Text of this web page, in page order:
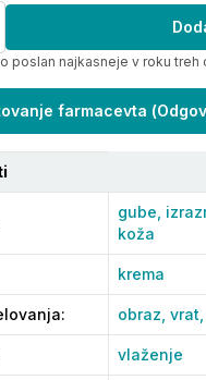
poslan najkasneje v roku treh
farmacevta (
gube,
koža
krema
: obraz, vrat,
vlaženje